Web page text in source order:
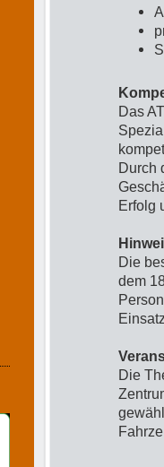
Das
Durch
Erfolg
Die
dem
Die